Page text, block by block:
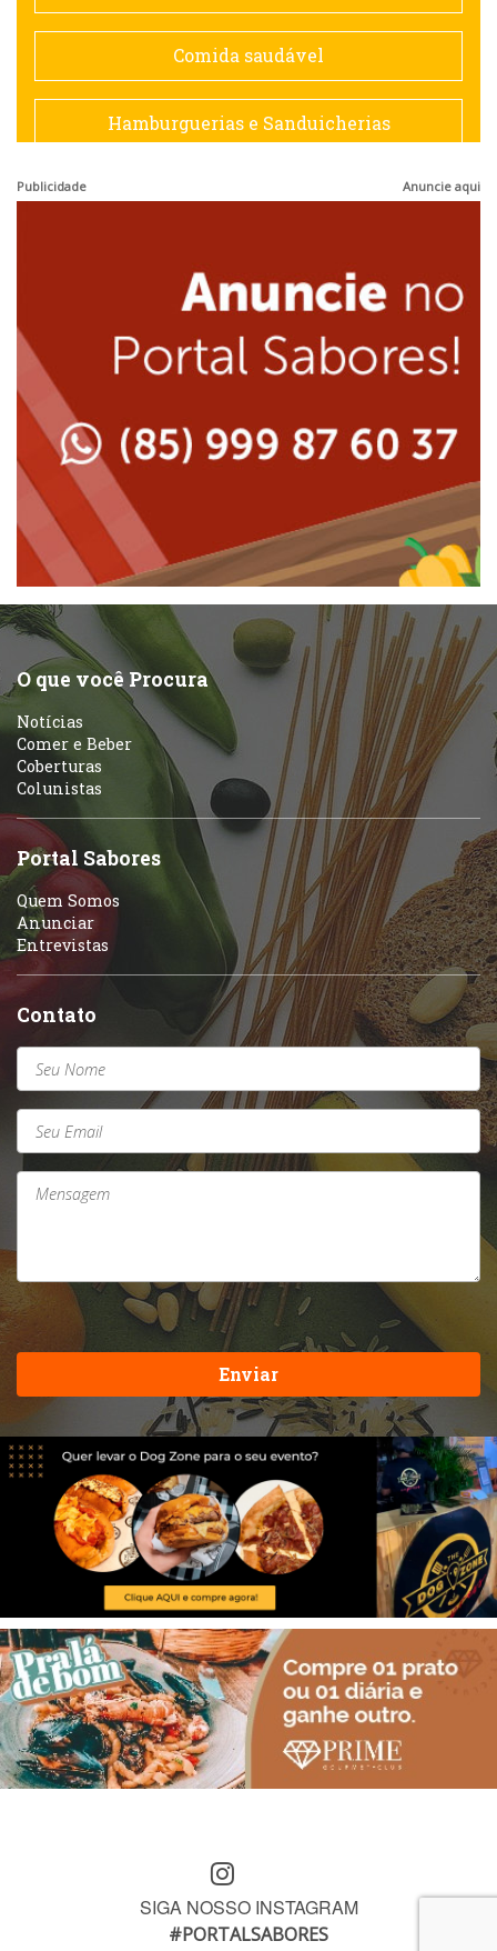
Espanhola
Francesa
Japonesa e Oriental
Lanchonetes
Massas
Peixes e Frutos do Mar
Pizzarias
Portuguesa
Self-service
Sobremesas e sorvetes
Comida saudável
Hamburguerias e Sanduicherias
Peixes e Frutos do Mar
Pizzarias
Portuguesa
Sobremesas e sorvetes
Variados
Publicidade Anuncie aqui
O que você Procura
Notícias
Comer e Beber
Coberturas
Colunistas
Portal Sabores
Quem Somos
Anunciar
Entrevistas
Contato
Enviar
SIGA NOSSO INSTAGRAM
#PORTALSABORES